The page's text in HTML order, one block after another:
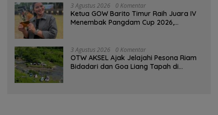
3 Agustus 2026 0 Komentar
Ketua GOW Barito Timur Raih Juara IV
Menembak Pangdam Cup 2026,
3 Agustus 2026 0 Komentar
OTW AKSEL Ajak Jelajahi Pesona Riam
Bidadari dan Goa Liang Tapah di